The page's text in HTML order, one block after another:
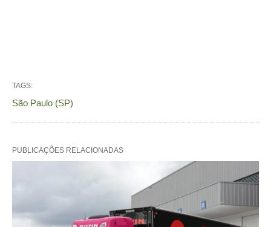
TAGS:
São Paulo (SP)
PUBLICAÇÕES RELACIONADAS